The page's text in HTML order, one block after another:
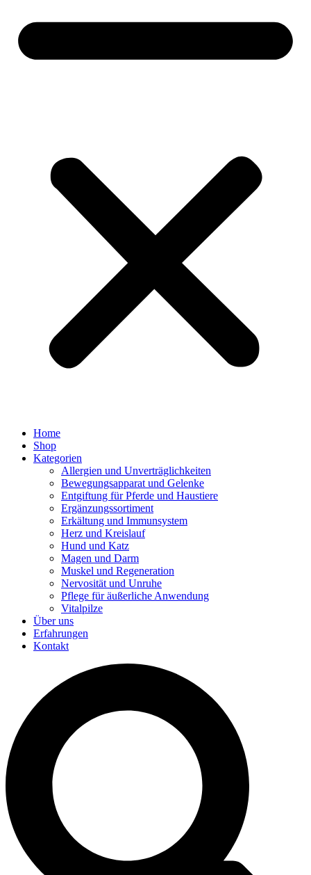
Home
Shop
Kategorien
Allergien und Unverträglichkeiten
Bewegungsapparat und Gelenke
Entgiftung für Pferde und Haustiere
Ergänzungssortiment
Erkältung und Immunsystem
Herz und Kreislauf
Hund und Katz
Magen und Darm
Muskel und Regeneration
Nervosität und Unruhe
Pflege für äußerliche Anwendung
Vitalpilze
Über uns
Erfahrungen
Kontakt